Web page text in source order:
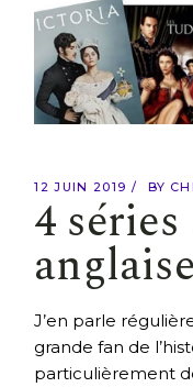
12 JUIN 2019 BY
4
anglaise
J’en parle
grande fan de
particulièrement